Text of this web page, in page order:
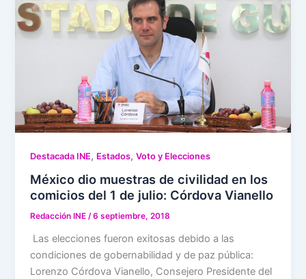
Destacada INE, Estados,Voto y Elecciones
México dio muestras de civilidad en los
comicios del 1 de julio: Córdova Vianello
Redacción INE/6 septiembre, 2018
Las elecciones fueron exitosas debido a las
condiciones de gobernabilidad y de paz pública:
Lorenzo Córdova Vianello, Consejero Presidente del